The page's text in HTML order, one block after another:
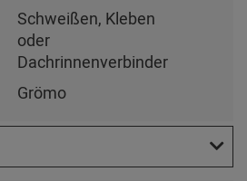
Schweißen, Kleben
oder
Dachrinnenverbinder
Grömo